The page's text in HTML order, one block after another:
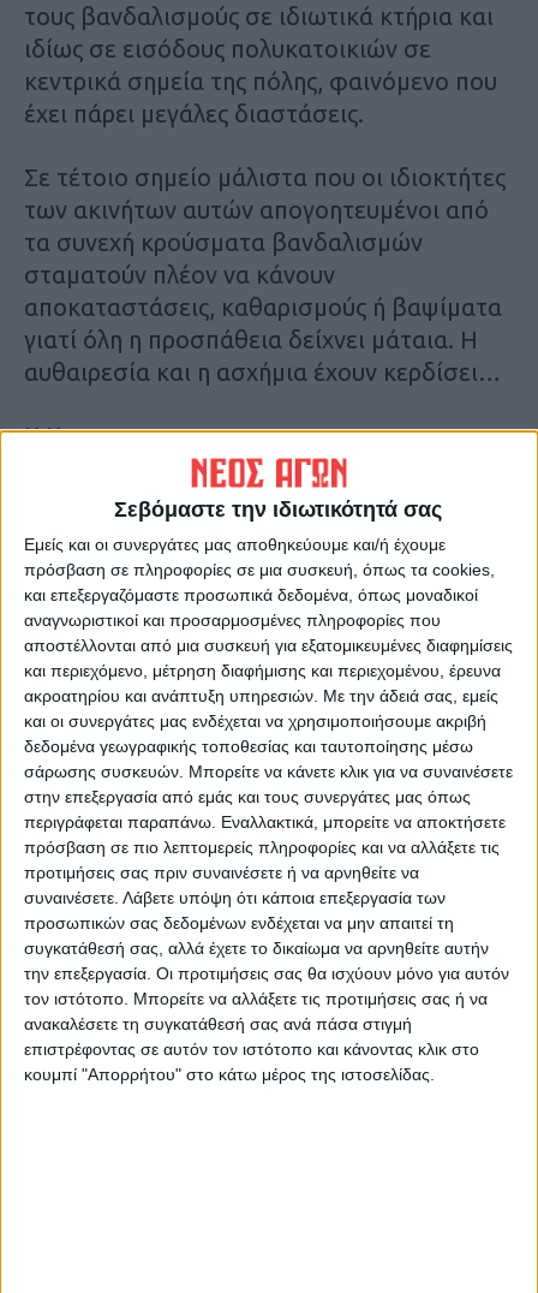
Σεβόμαστε την ιδιωτικότητά σας
Εμείς και οι συνεργάτες μας αποθηκεύουμε και/ή έχουμε
πρόσβαση σε πληροφορίες σε μια συσκευή, όπως τα cookies,
και επεξεργαζόμαστε προσωπικά δεδομένα, όπως μοναδικοί
αναγνωριστικοί και προσαρμοσμένες πληροφορίες που
αποστέλλονται από μια συσκευή για εξατομικευμένες διαφημίσεις
και περιεχόμενο, μέτρηση διαφήμισης και περιεχομένου, έρευνα
ακροατηρίου και ανάπτυξη υπηρεσιών. Με την άδειά σας, εμείς
και οι συνεργάτες μας ενδέχεται να χρησιμοποιήσουμε ακριβή
δεδομένα γεωγραφικής τοποθεσίας και ταυτοποίησης μέσω
σάρωσης συσκευών. Μπορείτε να κάνετε κλικ για να συναινέσετε
στην επεξεργασία από εμάς και τους συνεργάτες μας όπως
περιγράφεται παραπάνω. Εναλλακτικά, μπορείτε να αποκτήσετε
πρόσβαση σε πιο λεπτομερείς πληροφορίες και να αλλάξετε τις
προτιμήσεις σας πριν συναινέσετε ή να αρνηθείτε να
συναινέσετε. Λάβετε υπόψη ότι κάποια επεξεργασία των
προσωπικών σας δεδομένων ενδέχεται να μην απαιτεί τη
συγκατάθεσή σας, αλλά έχετε το δικαίωμα να αρνηθείτε αυτήν
την επεξεργασία. Οι προτιμήσεις σας θα ισχύουν μόνο για αυτόν
τον ιστότοπο. Μπορείτε να αλλάξετε τις προτιμήσεις σας ή να
ανακαλέσετε τη συγκατάθεσή σας ανά πάσα στιγμή
επιστρέφοντας σε αυτόν τον ιστότοπο και κάνοντας κλικ στο
κουμπί "Απορρήτου" στο κάτω μέρος της ιστοσελίδας.
τους βανδαλισμούς σε ιδιωτικά κτήρια και
ιδίως σε εισόδους πολυκατοικιών σε
κεντρικά σημεία της πόλης, φαινόμενο που
έχει πάρει μεγάλες διαστάσεις.
Σε τέτοιο σημείο μάλιστα που οι ιδιοκτήτες
των ακινήτων αυτών απογοητευμένοι από
τα συνεχή κρούσματα βανδαλισμών
σταματούν πλέον να κάνουν
αποκαταστάσεις, καθαρισμούς ή βαψίματα
γιατί όλη η προσπάθεια δείχνει μάταια. Η
αυθαιρεσία και η ασχήμια έχουν κερδίσει…
Κ.Κ.
Τελευταίες Ειδήσεις Σήμερα
Ακολούθησε την εφημερίδα ΝΕΟΣ
ΑΓΩΝ στο Google News!
Όλες οι εξελίξεις στην περιοχή της
Καρδίτσας και ευρύτερα της Θεσσαλίας
ΠΡΟΗΓΟΥΜΕΝΟ ΑΡΘΡΟ
Γκολ στα...ερτζιανά
25/11/2025
ΕΠΟΜΕΝΟ ΑΡΘΡΟ
Έμπνευση...
ΝΕΟΣ ΑΓΩΝ
https://neosagon.gr